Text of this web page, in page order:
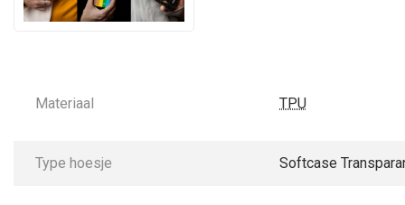
Materiaal TPU
Type hoesje Softcase